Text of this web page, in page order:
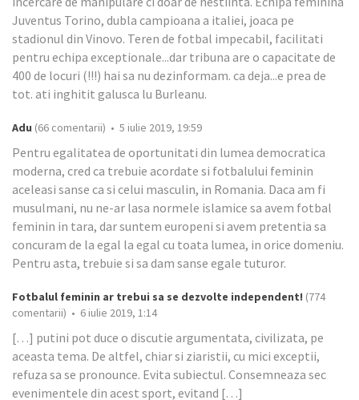
Juventus Torino, dubla campioana a italiei, joaca pe
stadionul din Vinovo. Teren de fotbal impecabil, facilitati
pentru echipa exceptionale...dar tribuna are o capacitate de
400 de locuri (!!!) hai sa nu dezinformam. ca deja...e prea de
tot. ati inghitit galusca lu Burleanu.
Adu (66 comentarii) • 5 iulie 2019, 19:59
Pentru egalitatea de oportunitati din lumea democratica
moderna, cred ca trebuie acordate si fotbalului feminin
aceleasi sanse ca si celui masculin, in Romania. Daca am fi
musulmani, nu ne-ar lasa normele islamice sa avem fotbal
feminin in tara, dar suntem europeni si avem pretentia sa
concuram de la egal la egal cu toata lumea, in orice domeniu.
Pentru asta, trebuie si sa dam sanse egale tuturor.
Fotbalul feminin ar trebui sa se dezvolte independent! (774
comentarii) • 6 iulie 2019, 1:14
[…] putini pot duce o discutie argumentata, civilizata, pe
aceasta tema. De altfel, chiar si ziaristii, cu mici exceptii,
refuza sa se pronounce. Evita subiectul. Consemneaza sec
evenimentele din acest sport, evitand […]